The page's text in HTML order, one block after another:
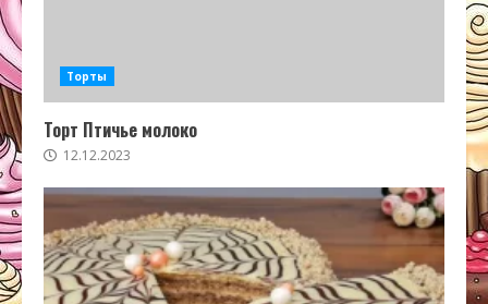
Торты
Торт Птичье молоко
12.12.2023